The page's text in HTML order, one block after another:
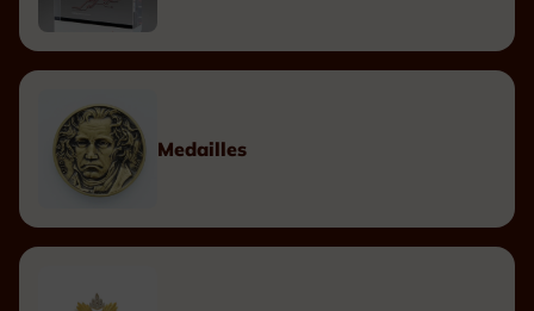
Medailles